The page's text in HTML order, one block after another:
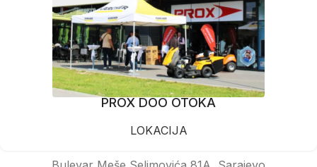
PROX DOO OTOKA
LOKACIJA